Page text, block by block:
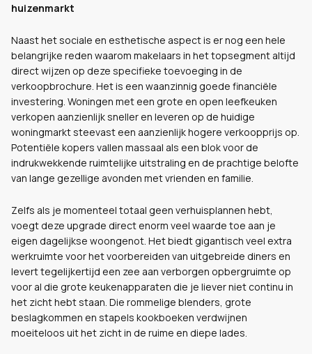
huizenmarkt
Naast het sociale en esthetische aspect is er nog een hele
belangrijke reden waarom makelaars in het topsegment altijd
direct wijzen op deze specifieke toevoeging in de
verkoopbrochure. Het is een waanzinnig goede financiële
investering. Woningen met een grote en open leefkeuken
verkopen aanzienlijk sneller en leveren op de huidige
woningmarkt steevast een aanzienlijk hogere verkoopprijs op.
Potentiële kopers vallen massaal als een blok voor de
indrukwekkende ruimtelijke uitstraling en de prachtige belofte
van lange gezellige avonden met vrienden en familie.
Zelfs als je momenteel totaal geen verhuisplannen hebt,
voegt deze upgrade direct enorm veel waarde toe aan je
eigen dagelijkse woongenot. Het biedt gigantisch veel extra
werkruimte voor het voorbereiden van uitgebreide diners en
levert tegelijkertijd een zee aan verborgen opbergruimte op
voor al die grote keukenapparaten die je liever niet continu in
het zicht hebt staan. Die rommelige blenders, grote
beslagkommen en stapels kookboeken verdwijnen
moeiteloos uit het zicht in de ruime en diepe lades.